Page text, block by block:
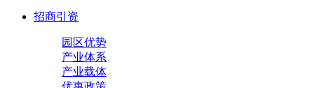
招商引资
园区优势
产业体系
产业载体